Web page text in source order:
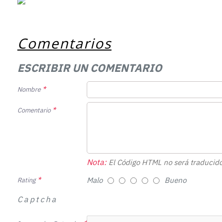
Comentarios
ESCRIBIR UN COMENTARIO
Nombre
Comentario
Nota:El Código HTML no será
Rating Malo Bueno
Captcha